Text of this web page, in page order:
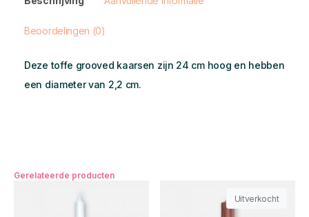
Beoordelingen (0)
Deze toffe grooved kaarsen zijn 24 cm hoog en hebben
een diameter van 2,2 cm.
Gerelateerde producten
Uitverkocht